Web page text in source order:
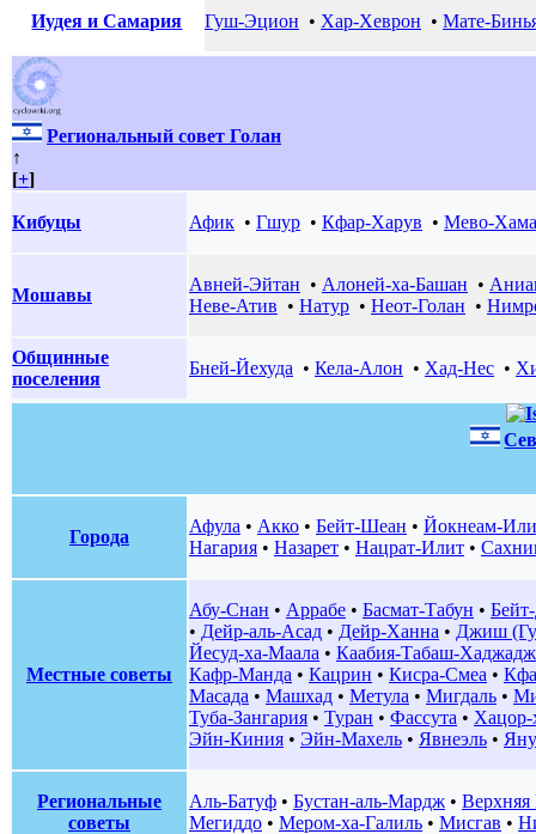
Иудея и Самария Гуш-Эцион • Хар-Хеврон • Мате-
Региональный совет Голан
↑
[+]
Кибуцы Афик • Гшур • Кфар-Харув • Мево-Хама
Мошавы
Авней-Эйтан • Алоней-ха-Башан •
Неве-Атив • Натур • Неот-Голан •
Общинные
поселения
Бней-Йехуда • Кела-Алон • Хад-Нес •
Города
Афула • Акко • Бейт-Шеан • Йокнеам-
Нагария • Назарет • Нацрат-Илит •
Местные советы
Абу-Снан • Аррабе • Басмат-Табун •
• Дейр-аль-Асад • Дейр-Ханна • Джиш
Йесуд-ха-Маала • Каабия-Табаш-
Кафр-Манда • Кацрин • Кисра-Смеа •
Масада • Машхад • Метула • Мигдаль •
Туба-Зангария • Туран • Фассута • Хацор-
Эйн-Киния • Эйн-Махель • Явнеэль •
Региональные
советы
Аль-Батуф • Бустан-аль-Мардж • Верхняя
Мегиддо • Мером-ха-Галиль • Мисгав •